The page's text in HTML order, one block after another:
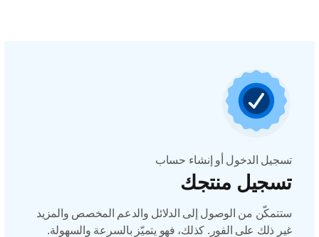
تسجيل الدخول أو إنشاء حساب
تسجيل منتجك
ستتمكّن من الوصول إلى الدلائل والدعم المخصص والمزيد
غير ذلك على الفور. كذلك، فهو يتميّز بالسرعة والسهولة.